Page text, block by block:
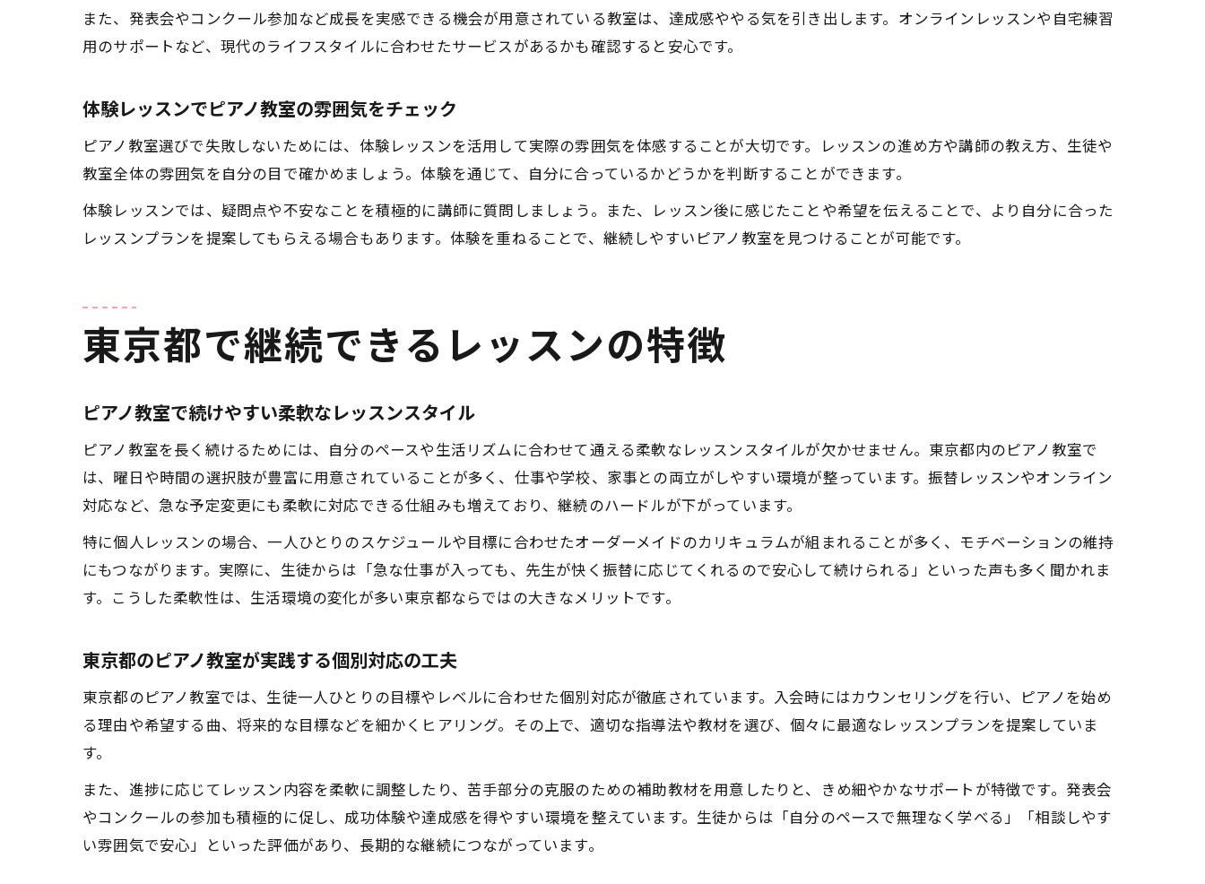
ピアノ教室の個人レッスンで自分らしく上達
また、発表会やコンクール参加など成長を実感できる機会が用意されている教室は、達成感ややる気を引き出します。オンラインレッスンや自宅練習
用のサポートなど、現代のライフスタイルに合わせたサービスがあるかも確認すると安心です。
体験レッスンでピアノ教室の雰囲気をチェック
ピアノ教室選びで失敗しないためには、体験レッスンを活用して実際の雰囲気を体感することが大切です。レッスンの進め方や講師の教え方、生徒や
教室全体の雰囲気を自分の目で確かめましょう。体験を通じて、自分に合っているかどうかを判断することができます。
体験レッスンでは、疑問点や不安なことを積極的に講師に質問しましょう。また、レッスン後に感じたことや希望を伝えることで、より自分に合った
レッスンプランを提案してもらえる場合もあります。体験を重ねることで、継続しやすいピアノ教室を見つけることが可能です。
東京都で継続できるレッスンの特徴
ピアノ教室で続けやすい柔軟なレッスンスタイル
ピアノ教室を長く続けるためには、自分のペースや生活リズムに合わせて通える柔軟なレッスンスタイルが欠かせません。東京都内のピアノ教室で
は、曜日や時間の選択肢が豊富に用意されていることが多く、仕事や学校、家事との両立がしやすい環境が整っています。振替レッスンやオンライン
対応など、急な予定変更にも柔軟に対応できる仕組みも増えており、継続のハードルが下がっています。
特に個人レッスンの場合、一人ひとりのスケジュールや目標に合わせたオーダーメイドのカリキュラムが組まれることが多く、モチベーションの維持
にもつながります。実際に、生徒からは「急な仕事が入っても、先生が快く振替に応じてくれるので安心して続けられる」といった声も多く聞かれま
す。こうした柔軟性は、生活環境の変化が多い東京都ならではの大きなメリットです。
東京都のピアノ教室が実践する個別対応の工夫
東京都のピアノ教室では、生徒一人ひとりの目標やレベルに合わせた個別対応が徹底されています。入会時にはカウンセリングを行い、ピアノを始め
る理由や希望する曲、将来的な目標などを細かくヒアリング。その上で、適切な指導法や教材を選び、個々に最適なレッスンプランを提案していま
す。
また、進捗に応じてレッスン内容を柔軟に調整したり、苦手部分の克服のための補助教材を用意したりと、きめ細やかなサポートが特徴です。発表会
やコンクールの参加も積極的に促し、成功体験や達成感を得やすい環境を整えています。生徒からは「自分のペースで無理なく学べる」「相談しやす
い雰囲気で安心」といった評価があり、長期的な継続につながっています。